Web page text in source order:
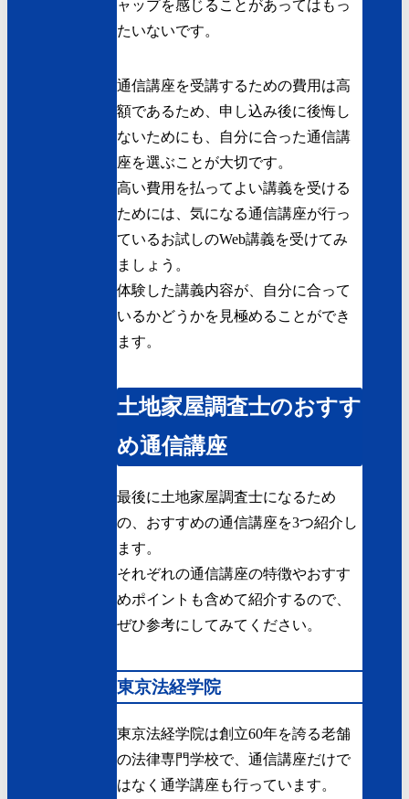
ャップを感じることがあってはもっ
たいないです。
通信講座を受講するための費用は高
額であるため、申し込み後に後悔し
ないためにも、自分に合った通信講
座を選ぶことが大切です。
高い費用を払ってよい講義を受ける
ためには、気になる通信講座が行っ
ているお試しのWeb講義を受けてみ
ましょう。
体験した講義内容が、自分に合って
いるかどうかを見極めることができ
ます。
土地家屋調査士のおすす
め通信講座
最後に土地家屋調査士になるため
の、おすすめの通信講座を3つ紹介し
ます。
それぞれの通信講座の特徴やおすす
めポイントも含めて紹介するので、
ぜひ参考にしてみてください。
東京法経学院
東京法経学院は創立60年を誇る老舗
の法律専門学校で、通信講座だけで
はなく通学講座も行っています。